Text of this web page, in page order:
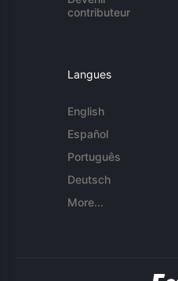
contributeur
Langues
English
Español
Português
Deutsch
More...